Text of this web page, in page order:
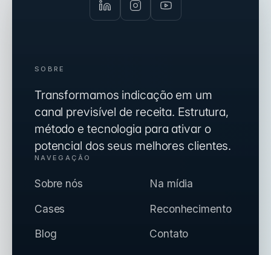
SOBRE
Transformamos indicação em um
canal previsível de receita. Estrutura,
método e tecnologia para ativar o
potencial dos seus melhores clientes.
NAVEGAÇÃO
Sobre nós
Na mídia
Cases
Reconhecimento
Blog
Contato